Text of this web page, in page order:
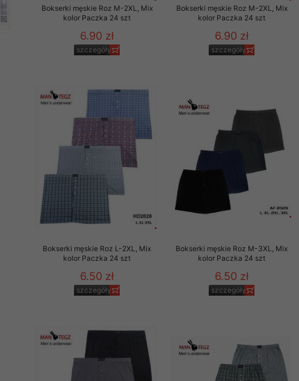
Bokserki męskie Roz M-2XL, Mix
kolor Paczka 24 szt
6.90 zł
szczegóły
Bokserki męskie Roz M-2XL, Mix
kolor Paczka 24 szt
6.90 zł
szczegóły
Bokserki męskie Roz L-2XL, Mix
kolor Paczka 24 szt
6.50 zł
szczegóły
Bokserki męskie Roz M-3XL, Mix
kolor Paczka 24 szt
6.50 zł
szczegóły